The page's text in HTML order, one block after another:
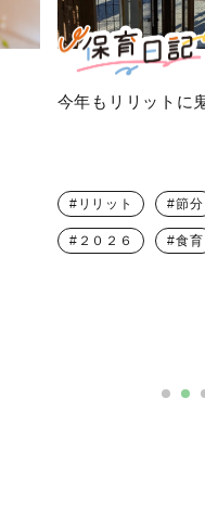
今年もリリットに
リリット 節分
２０２６ 食育